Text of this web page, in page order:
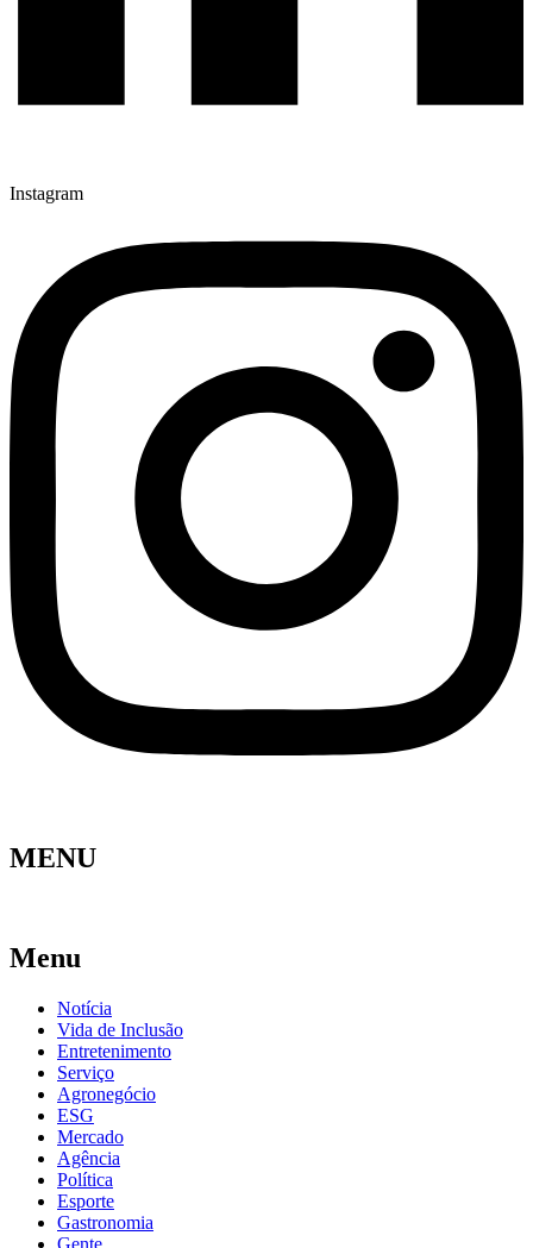
Instagram
MENU
Menu
Notícia
Vida de Inclusão
Entretenimento
Serviço
Agronegócio
ESG
Mercado
Agência
Política
Esporte
Gastronomia